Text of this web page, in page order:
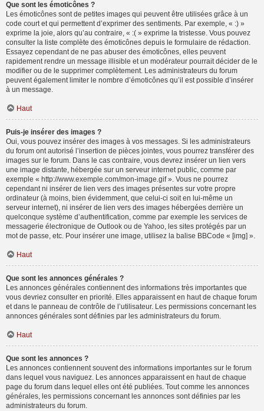
Que sont les émoticônes ?
Les émoticônes sont de petites images qui peuvent être utilisées grâce à un
code court et qui permettent d’exprimer des sentiments. Par exemple, « :) »
exprime la joie, alors qu’au contraire, « :( » exprime la tristesse. Vous pouvez
consulter la liste complète des émoticônes depuis le formulaire de rédaction.
Essayez cependant de ne pas abuser des émoticônes, elles peuvent
rapidement rendre un message illisible et un modérateur pourrait décider de le
modifier ou de le supprimer complètement. Les administrateurs du forum
peuvent également limiter le nombre d’émoticônes qu’il est possible d’insérer
à un message.
Haut
Puis-je insérer des images ?
Oui, vous pouvez insérer des images à vos messages. Si les administrateurs
du forum ont autorisé l’insertion de pièces jointes, vous pourrez transférer des
images sur le forum. Dans le cas contraire, vous devrez insérer un lien vers
une image distante, hébergée sur un serveur internet public, comme par
exemple « http://www.exemple.com/mon-image.gif ». Vous ne pourrez
cependant ni insérer de lien vers des images présentes sur votre propre
ordinateur (à moins, bien évidemment, que celui-ci soit en lui-même un
serveur internet), ni insérer de lien vers des images hébergées derrière un
quelconque système d’authentification, comme par exemple les services de
messagerie électronique de Outlook ou de Yahoo, les sites protégés par un
mot de passe, etc. Pour insérer une image, utilisez la balise BBCode « [img] ».
Haut
Que sont les annonces générales ?
Les annonces générales contiennent des informations très importantes que
vous devriez consulter en priorité. Elles apparaissent en haut de chaque forum
et dans le panneau de contrôle de l’utilisateur. Les permissions concernant les
annonces générales sont définies par les administrateurs du forum.
Haut
Que sont les annonces ?
Les annonces contiennent souvent des informations importantes sur le forum
dans lequel vous naviguez. Les annonces apparaissent en haut de chaque
page du forum dans lequel elles ont été publiées. Tout comme les annonces
générales, les permissions concernant les annonces sont définies par les
administrateurs du forum.